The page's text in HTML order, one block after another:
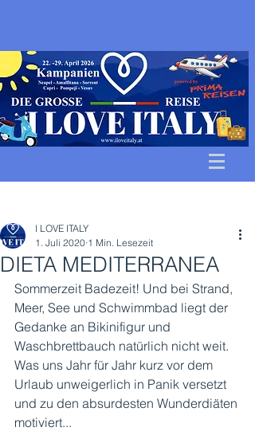
DIETA MEDITERRANEA
I LOVE ITALY
1. Juli 2020 1 Min. Lesezeit
Sommerzeit Badezeit! Und bei Strand,
Meer, See und Schwimmbad liegt der
Gedanke an Bikinifigur und
Waschbrettbauch natürlich nicht weit.
Was uns Jahr für Jahr kurz vor dem
Urlaub unweigerlich in Panik versetzt
und zu den absurdesten Wunderdiäten
motiviert...